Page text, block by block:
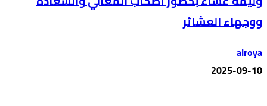
ووجهاء العشائر
alroya
2025-09-10